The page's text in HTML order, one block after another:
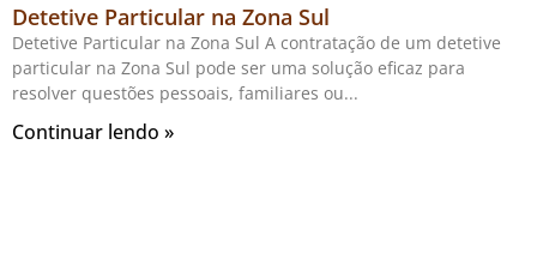
Detetive Particular na Zona Sul
Detetive Particular na Zona Sul A contratação de um detetive
particular na Zona Sul pode ser uma solução eficaz para
resolver questões pessoais, familiares ou
Continuar lendo »